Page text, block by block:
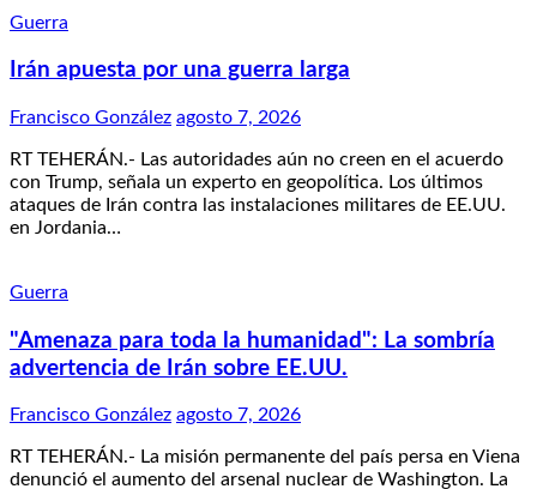
Guerra
Irán apuesta por una guerra larga
Francisco González agosto 7, 2026
RT TEHERÁN.- Las autoridades aún no creen en el acuerdo
con Trump, señala un experto en geopolítica. Los últimos
ataques de Irán contra las instalaciones militares de EE.UU.
en Jordania…
Guerra
"Amenaza para toda la humanidad": La sombría
advertencia de Irán sobre EE.UU.
Francisco González agosto 7, 2026
RT TEHERÁN.- La misión permanente del país persa en Viena
denunció el aumento del arsenal nuclear de Washington. La